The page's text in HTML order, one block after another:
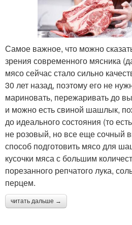
Самое важное, что можно
зрения современного мясника
мясо сейчас стало сильно
30 лет назад, поэтому его не
мариновать, пережаривать до
и можно есть свиной шашлык,
до идеального состояния (то
не розовый, но все еще сочный
способ подготовить мясо для
кусочки мяса с большим
порезанного репчатого лука,
перцем.
читать дальше →